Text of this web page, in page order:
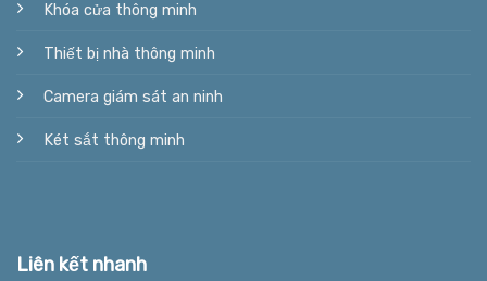
Khóa cửa thông minh
Thiết bị nhà thông minh
Camera giám sát an ninh
Két sắt thông minh
Liên kết nhanh